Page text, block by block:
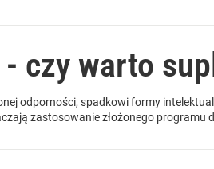
czy warto
odporności, spadkowi formy
zastosowanie złożonego programu